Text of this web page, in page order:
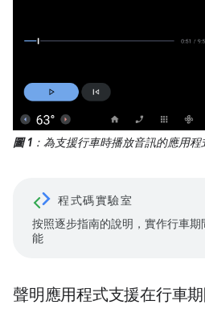
圖 1 ：為支援行車時播放音訊的應用程
程式碼實驗室
按照逐步指南的說明，實作行車
能
聲明應用程式支援在行車